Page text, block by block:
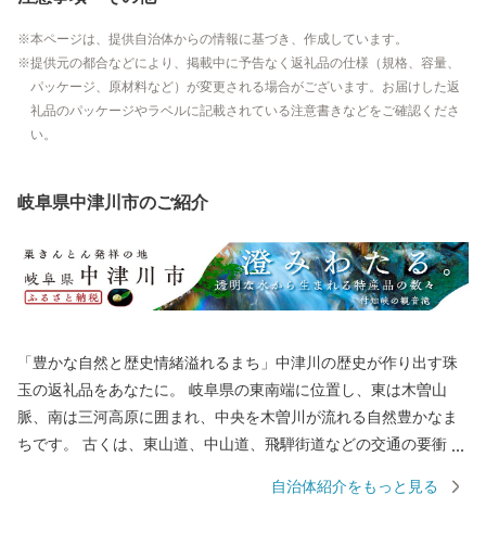
本ページは、提供自治体からの情報に基づき、作成しています。
提供元の都合などにより、掲載中に予告なく返礼品の仕様（規格、容量、
パッケージ、原材料など）が変更される場合がございます。お届けした返
礼品のパッケージやラベルに記載されている注意書きなどをご確認くださ
い。
岐阜県中津川市のご紹介
「豊かな自然と歴史情緒溢れるまち」中津川の歴史が作り出す珠
玉の返礼品をあなたに。 岐阜県の東南端に位置し、東は木曽山
脈、南は三河高原に囲まれ、中央を木曽川が流れる自然豊かなま
ちです。 古くは、東山道、中山道、飛騨街道などの交通の要衝と
て成長してきました。 一方、豊かな自然環境のなかで産出される
自治体紹介をもっと見る